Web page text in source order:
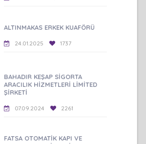
ALTINMAKAS ERKEK KUAFÖRÜ
24.01.2025 1737
BAHADIR KEŞAP SİGORTA
ARACILIK HİZMETLERİ LİMİTED
ŞİRKETİ
07.09.2024 2261
FATSA OTOMATİK KAPI VE